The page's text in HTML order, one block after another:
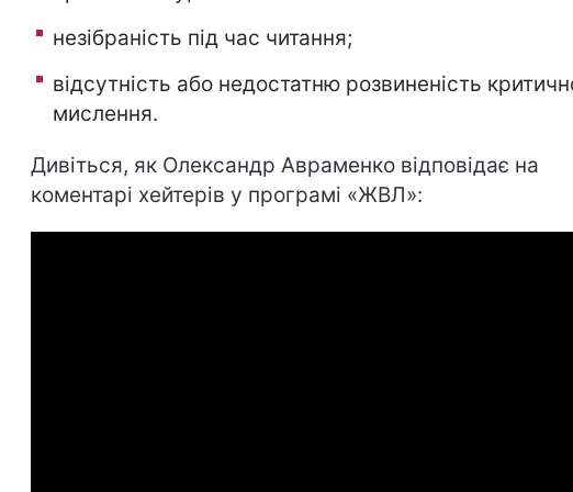
незібраність під час читання;
відсутність або недостатню розвиненість
мислення.
Дивіться, як Олександр Авраменко відповідає на
коментарі хейтерів у програмі «ЖВЛ»: